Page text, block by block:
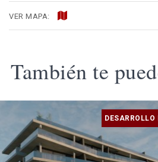
VER MAPA:
También te